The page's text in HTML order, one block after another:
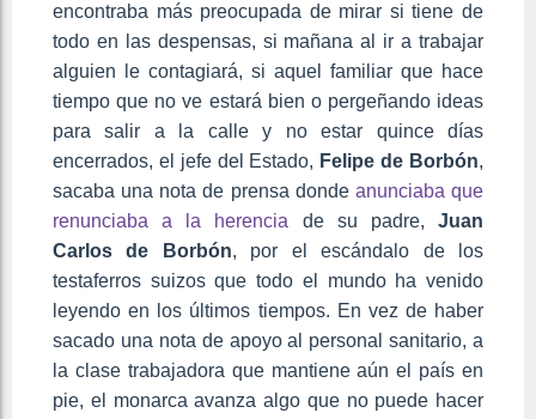
encontraba más preocupada de mirar si tiene de
todo en las despensas, si mañana al ir a trabajar
alguien le contagiará, si aquel familiar que hace
tiempo que no ve estará bien o pergeñando ideas
para salir a la calle y no estar quince días
encerrados, el jefe del Estado, Felipe de Borbón,
sacaba una nota de prensa donde anunciaba que
renunciaba a la herencia de su padre,Juan
Carlos de Borbón, por el escándalo de los
testaferros suizos que todo el mundo ha venido
leyendo en los últimos tiempos. En vez de haber
sacado una nota de apoyo al personal sanitario, a
la clase trabajadora que mantiene aún el país en
pie, el monarca avanza algo que no puede hacer